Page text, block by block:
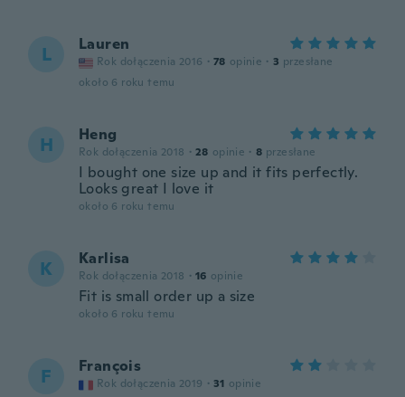
L Lauren
Rok dołączenia 2016 · 78 opinie · 3 przesłane
około 6 roku temu
H Heng
Rok dołączenia 2018 · 28 opinie · 8 przesłane
I bought one size up and it fits perfectly.
Looks great I love it
około 6 roku temu
K Karlisa
Rok dołączenia 2018 · 16 opinie
Fit is small order up a size
około 6 roku temu
F François
Rok dołączenia 2019 · 31 opinie